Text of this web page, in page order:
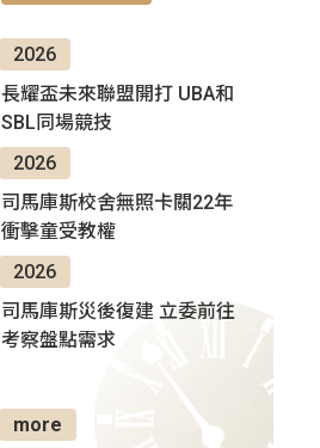
2026
長耀盃未來聯盟開打 UBA和
SBL同場競技
2026
司馬庫斯校舍無照卡關22年
衝擊童受教權
2026
司馬庫斯災後復建 立委前往
考察盤點需求
more